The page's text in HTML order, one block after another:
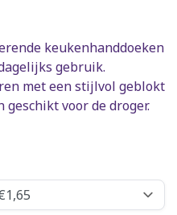
keukenhanddoeken
gebruik.
met een stijlvol geblokt
geschikt voor de droger.